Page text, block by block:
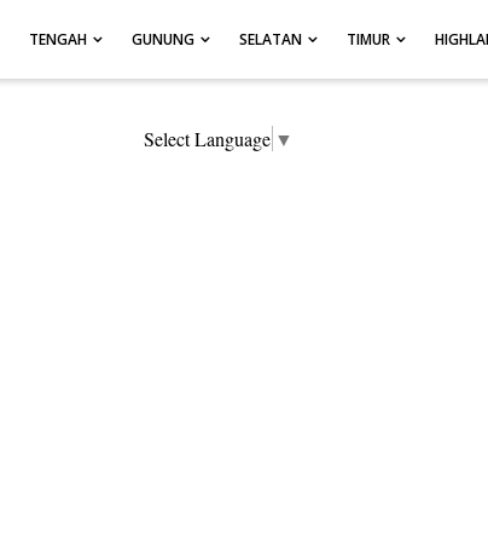
TENGAH GUNUNG SELATAN TIMUR
Select Language ▼